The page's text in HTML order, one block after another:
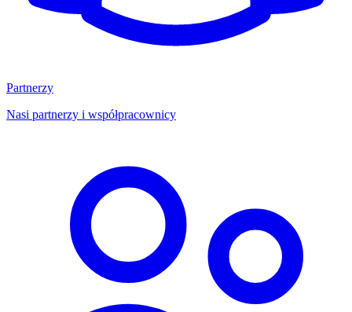
Partnerzy
Nasi partnerzy i współpracownicy